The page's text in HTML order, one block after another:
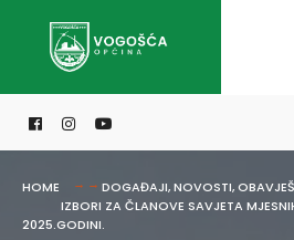
HOME DOGAĐAJI,NOVOSTI,
IZBORI ZA ČLANOVE SAVJETA
2025.GODINI.
for: